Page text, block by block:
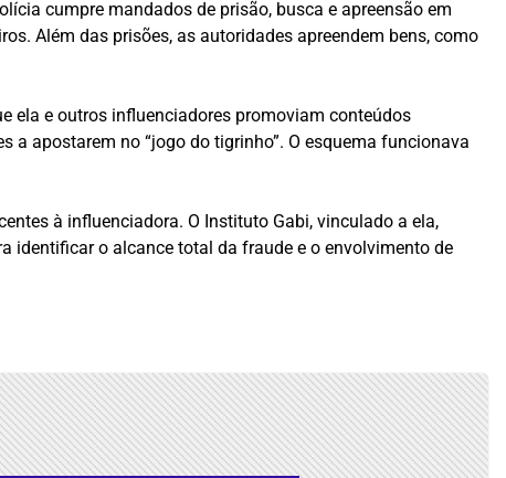
cumpre mandados de prisão, busca e apreensão em
Além das prisões, as autoridades apreendem bens, como
ela e outros influenciadores promoviam conteúdos
a apostarem no “jogo do tigrinho”. O esquema funcionava
à influenciadora. O Instituto Gabi, vinculado a ela,
identificar o alcance total da fraude e o envolvimento de